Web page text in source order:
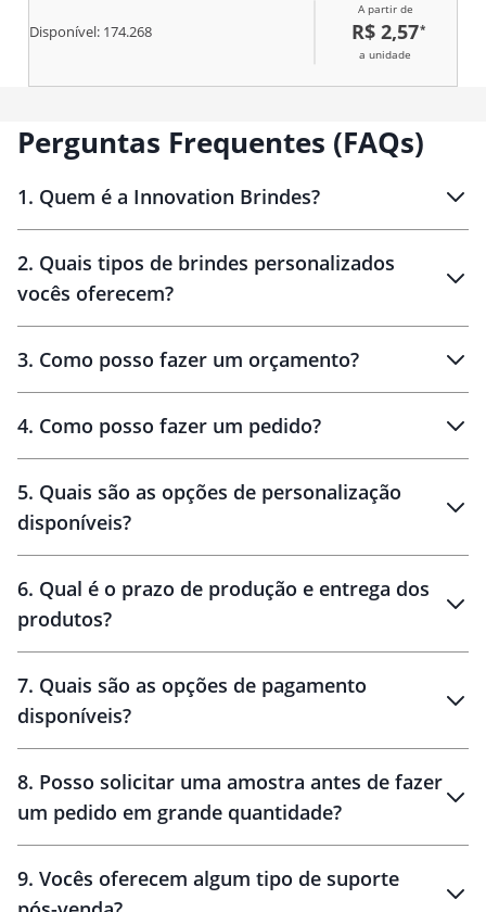
Disponível: 174.268
A partir de
R$ 2,57*
a unidade
Perguntas Frequentes (FAQs)
1. Quem é a Innovation Brindes?
Brindes personalizados
2. Quais tipos de brindes personalizados
vocês oferecem?
personalizados
3. Como posso fazer um orçamento?
brinde
personalização
4. Como posso fazer um pedido?
amostra virtual
5. Quais são as opções de personalização
disponíveis?
6. Qual é o prazo de produção e entrega dos
produtos?
10 dias
brinde
48 horas
7. Quais são as opções de pagamento
disponíveis?
8. Posso solicitar uma amostra antes de fazer
um pedido em grande quantidade?
9. Vocês oferecem algum tipo de suporte